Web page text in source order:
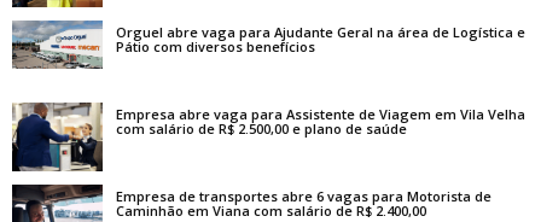
Orguel abre vaga para Ajudante Geral na área de Logística e
Pátio com diversos benefícios
Empresa abre vaga para Assistente de Viagem em Vila Velha
com salário de R$ 2.500,00 e plano de saúde
Empresa de transportes abre 6 vagas para Motorista de
Caminhão em Viana com salário de R$ 2.400,00